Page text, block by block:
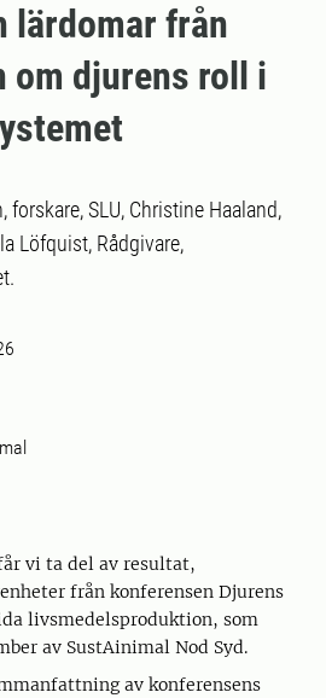
lärdomar från
om djurens roll i
forskare, SLU, Christine Haaland,
Löfquist, Rådgivare,
vi ta del av resultat,
från konferensen Djurens
livsmedelsproduktion, som
av SustAinimal Nod Syd.
av konferensens